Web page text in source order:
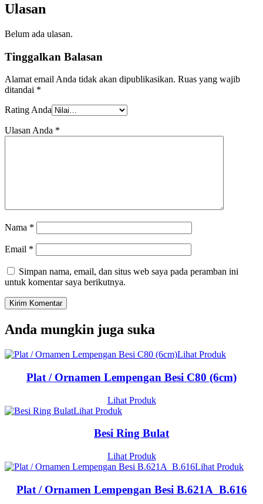
Ulasan
Belum ada ulasan.
Tinggalkan Balasan
Alamat email Anda tidak akan dipublikasikan. Ruas yang wajib
ditandai *
Rating Anda
Ulasan Anda *
Nama *
Email *
Simpan nama, email, dan situs web saya pada peramban ini
untuk komentar saya berikutnya.
Anda mungkin juga suka
Lihat Produk
Plat / Ornamen Lempengan Besi C80 (6cm)
Lihat Produk
Lihat Produk
Besi Ring Bulat
Lihat Produk
Lihat Produk
Plat / Ornamen Lempengan Besi B.621A_B.616